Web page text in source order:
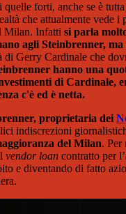
quelle forti, anche se è
che attualmente vede i
Milan. Infatti si parla
agli Steinbrenner,
Gerry Cardinale che
hanno una
di Cardinale,
c'è ed è netta.
proprietaria dei
indiscrezioni
del Milan. Per
vendor loan contratto per
e diventando di fatto